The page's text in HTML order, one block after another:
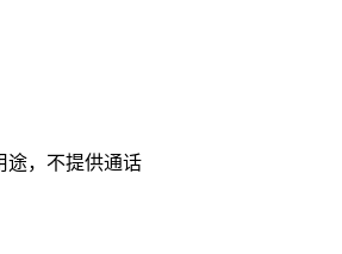
途，不提供通话